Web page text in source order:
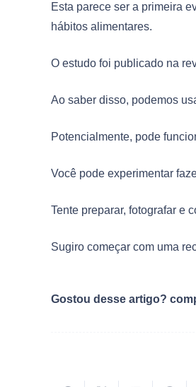
Esta parece ser a primeira
hábitos alimentares.
O estudo foi publicado na
Ao saber disso, podemos
Potencialmente, pode
Você pode experimentar
Tente preparar, fotografar e
Sugiro começar com uma
Gostou desse artigo?